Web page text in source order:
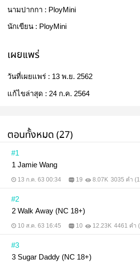
นามปากกา : PloyMini
นักเขียน : PloyMini
เผยแพร่
วันที่เผยแพร่ : 13 พ.ย. 2562
แก้ไขล่าสุด : 24 ก.ค. 2564
ตอนทั้งหมด (27)
#1
1 Jamie Wang
13 ก.ค. 63 00:34 19 8.07K 3035 คำ
#2
2 Walk Away (NC 18+)
10 ส.ค. 63 16:45 10 12.23K 4461 คำ
#3
3 Sugar Daddy (NC 18+)